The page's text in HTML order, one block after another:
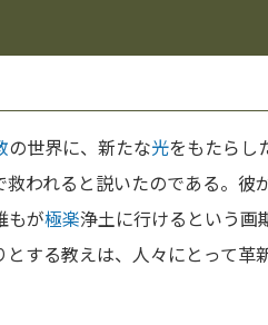
の世界に、新たな光をもたらし
われると説いたのである。彼
もが極楽浄土に行けるという画
とする教えは、人々にとって革